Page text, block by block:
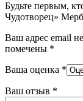
Будьте первым,
Чудотворец»
Ваш адрес email
помечены *
Ваша оценка *
Ваш отзыв *